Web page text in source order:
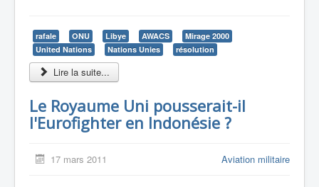
rafale ONU Libye AWACS
Mirage 2000
United Nations
Nations Unies résolution
Lire la suite...
Le Royaume Uni pousserait-il
l'Eurofighter en Indonésie ?
17 mars 2011 Aviation militaire